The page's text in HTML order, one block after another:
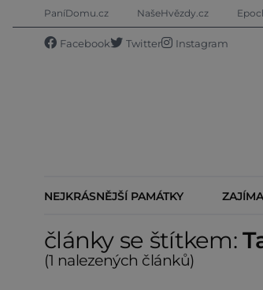
PaníDomu.cz NašeHvězdy.cz
Facebook Twitter Instagram
NEJKRÁSNĚJŠÍ PAMÁTKY
články se štítkem:
(1 nalezených článků)